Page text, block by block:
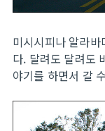
미시시피나 알라
다. 달려도 달려도
야기를 하면서 갈